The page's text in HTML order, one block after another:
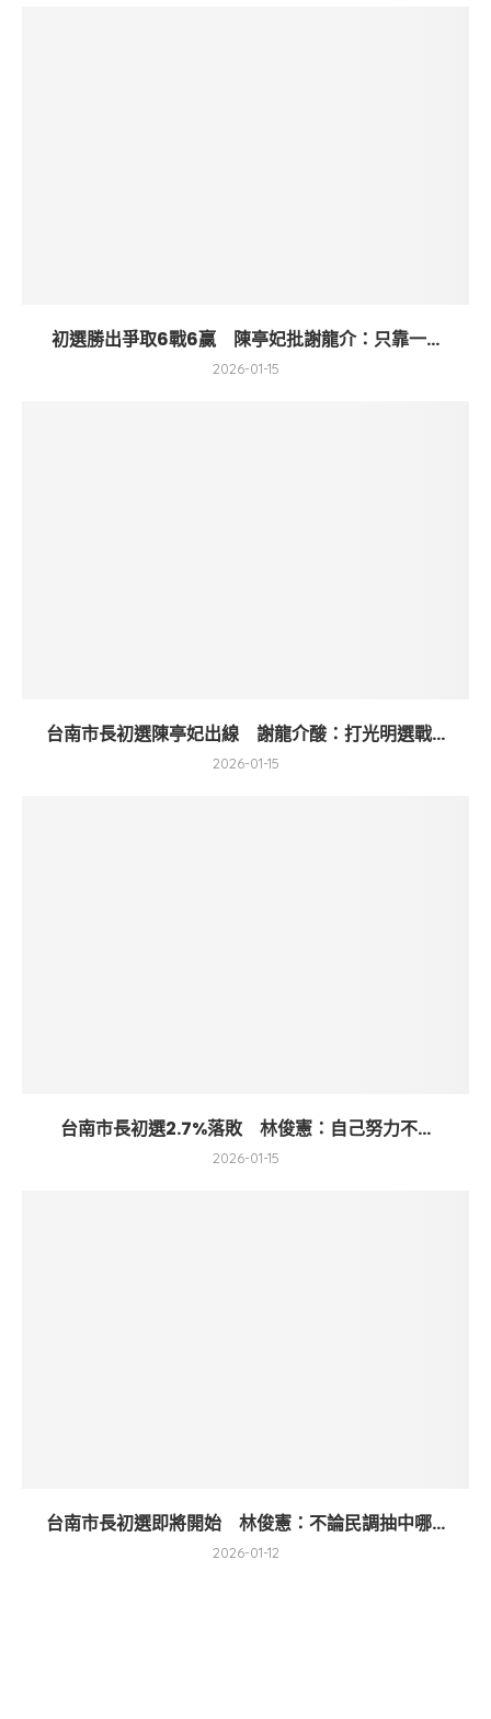
初選勝出爭取6戰6贏 陳亭妃批謝龍介：只靠一...
2026-01-15
台南市長初選陳亭妃出線 謝龍介酸：打光明選戰...
2026-01-15
台南市長初選2.7%落敗 林俊憲：自己努力不...
2026-01-15
台南市長初選即將開始 林俊憲：不論民調抽中哪...
2026-01-12